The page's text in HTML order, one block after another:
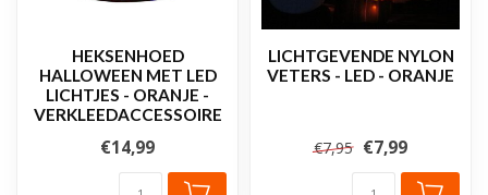
HEKSENHOED
HALLOWEEN MET LED
LICHTJES - ORANJE -
VERKLEEDACCESSOIRE
€14,99
LICHTGEVENDE NYLON
VETERS - LED - ORANJE
€7,95 €7,99